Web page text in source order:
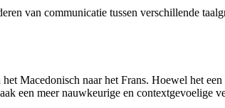
van communicatie tussen verschillende
Macedonisch naar het Frans. Hoewel het
een meer nauwkeurige en contextgevoelige